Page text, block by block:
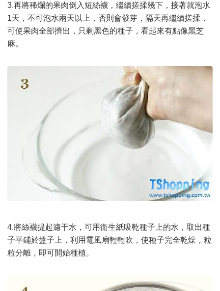
3.再將稀爛的果肉倒入短絲襪，繼續搓揉幾下，接著就泡水
1天，不可泡水兩天以上，否則會發芽，隔天再繼續搓揉，
可使果肉全部擠出，只剩黑色的種子，看起來有點像黑芝
麻。
4.將絲襪提起濾干水，可用衛生紙吸乾種子上的水，取出種
子平鋪於盤子上，利用電風扇輕輕吹，使種子完全乾燥，粒
粒分離，即可開始種植。